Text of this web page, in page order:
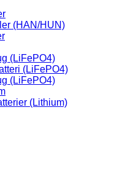
(HAN/HUN)
(LiFePO4)
(LiFePO4)
(LiFePO4)
(Lithium)